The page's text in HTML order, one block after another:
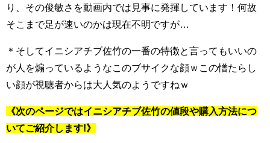
り、その俊敏さを動画内では見事に発揮しています！何故
そこまで足が速いのかは現在不明ですが…
＊そしてイニシアチブ佐竹の一番の特徴と言ってもいいの
が人を煽っているようなこのブサイクな顔ｗこの憎たらし
い顔が視聴者からは大人気のようですねｗ
《次のページではイニシアチブ佐竹の値段や購入方法につ
いてご紹介します!》